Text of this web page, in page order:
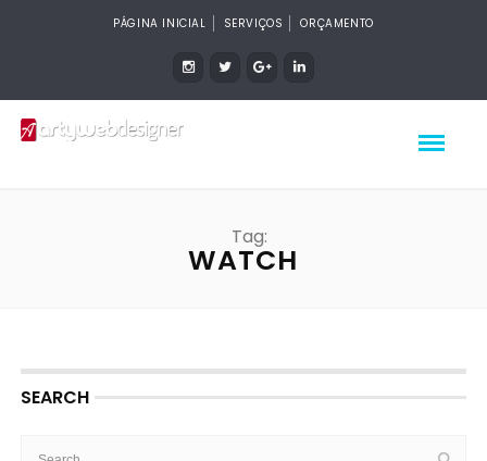
PÁGINA INICIAL SERVIÇOS ORÇAMENTO
Tag:
WATCH
SEARCH